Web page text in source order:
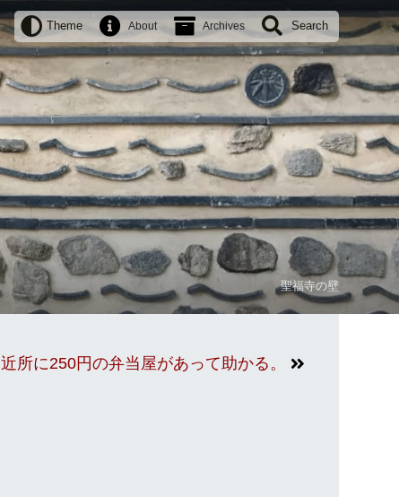
Theme About Archives Search
聖福寺の壁
近所に250円の弁当屋があって助かる。